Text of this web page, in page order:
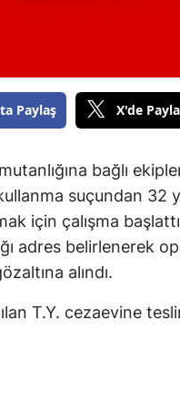
Paylaş X'de
bağlı
suçundan 32
için çalışma
adres belirlenerek
alındı.
T.Y. cezaevine